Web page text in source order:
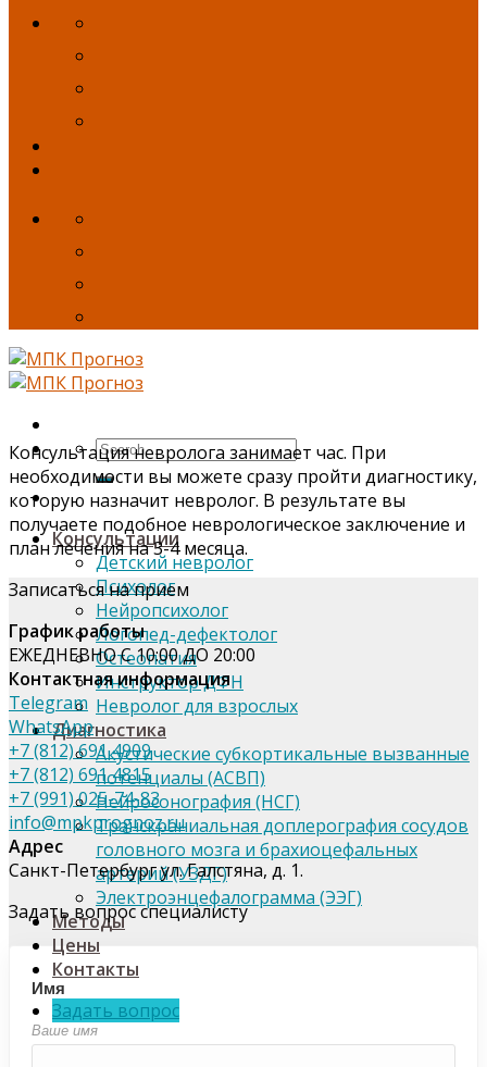
Консультации
Детский невролог
Психолог
Нейропсихолог
Логопед-дефектолог
Остеопатия
Инструктор ДФН
Невролог для взрослых
Диагностика
Акустические субкортикальные вызванные
потенциалы (АСВП)
Нейросонография (НСГ)
Транскраниальная доплерография сосудов
головного мозга и брахиоцефальных
артерий (УЗДГ)
Электроэнцефалограмма (ЭЭГ)
Методы
Цены
Контакты
Задать вопрос
Консультация невролога занимает час. При
необходимости вы можете сразу пройти диагностику,
которую назначит невролог. В результате вы
получаете подобное неврологическое заключение и
план лечения на 3-4 месяца.
Записаться на прием
График работы
ЕЖЕДНЕВНО С 10:00 ДО 20:00
Контактная информация
Telegram
WhatsApp
+7 (812) 691 4909
+7 (812) 691 4815
+7 (991) 025-74-83
info@mpkprognoz.ru
Адрес
Санкт-Петербург ул. Галстяна, д. 1.
Задать вопрос специалисту
Имя
Ваше имя